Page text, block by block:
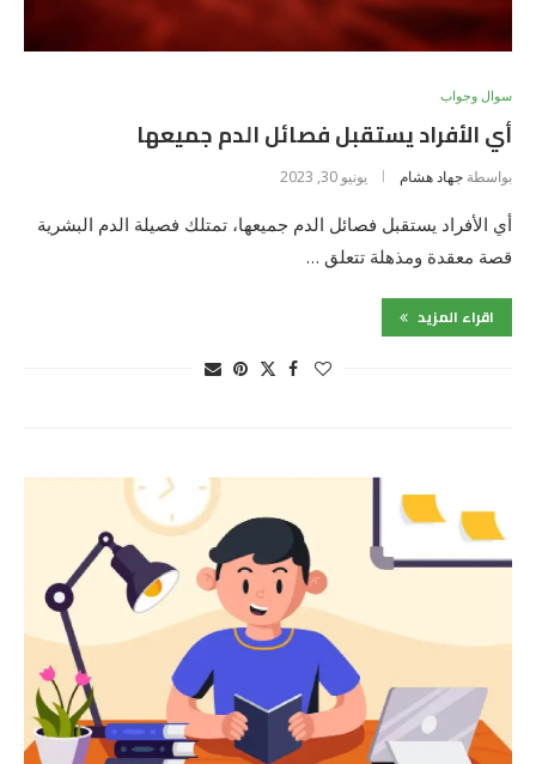
سوال وجواب
أي الأفراد يستقبل فصائل الدم جميعها
بواسطة جهاد هشام يونيو 30, 2023
أي الأفراد يستقبل فصائل الدم جميعها، تمتلك فصيلة الدم البشرية
قصة معقدة ومذهلة تتعلق …
اقراء المزيد